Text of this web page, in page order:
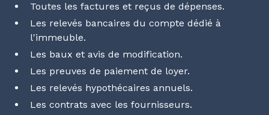
Toutes les factures et reçus de dépenses.
Les relevés bancaires du compte dédié à
l'immeuble.
Les baux et avis de modification.
Les preuves de paiement de loyer.
Les relevés hypothécaires annuels.
Les contrats avec les fournisseurs.